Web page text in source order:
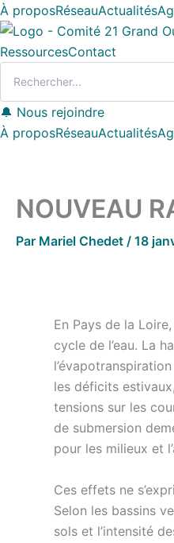
Aller
au
contenu
À proposRéseauActualités
RessourcesContact
🔔 Nous rejoindre
À proposRéseauActualités
NOUVEAU
Par Mariel Chedet / 18
En Pays de la
cycle de l’eau. La
les déficits
tensions sur les
de submersion
pour les milieux et
Ces effets ne
Selon les bassins
sols et l’intensité